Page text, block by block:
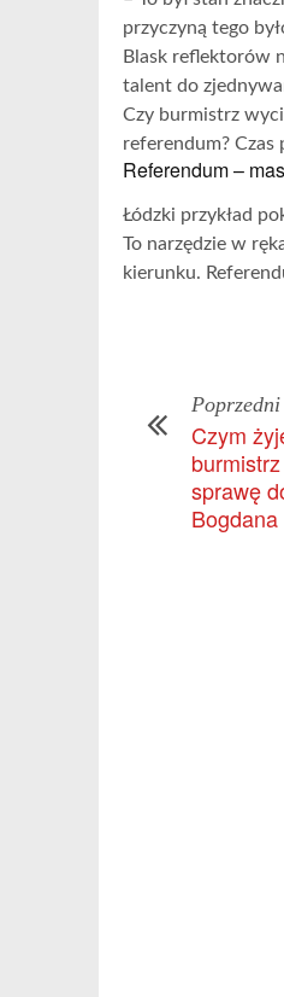
przyczyną tego
Blask reflektorów
talent do
Czy burmistrz
referendum? Czas
Referendum –
Łódzki przykład
To narzędzie w
kierunku.
Czym
sprawę